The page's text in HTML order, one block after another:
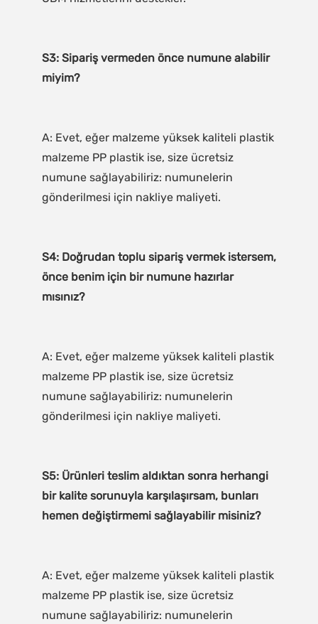
S3: Sipariş vermeden önce numune alabilir
miyim?
A: Evet, eğer malzeme yüksek kaliteli plastik
malzeme PP plastik ise, size ücretsiz
numune sağlayabiliriz: numunelerin
S4: Doğrudan toplu sipariş vermek istersem,
önce benim için bir numune hazırlar
mısınız?
A: Evet, eğer malzeme yüksek kaliteli plastik
malzeme PP plastik ise, size ücretsiz
numune sağlayabiliriz: numunelerin
S5: Ürünleri teslim aldıktan sonra herhangi
bir kalite sorunuyla karşılaşırsam, bunları
hemen değiştirmemi sağlayabilir misiniz?
A: Evet, eğer malzeme yüksek kaliteli plastik
malzeme PP plastik ise, size ücretsiz
numune sağlayabiliriz: numunelerin